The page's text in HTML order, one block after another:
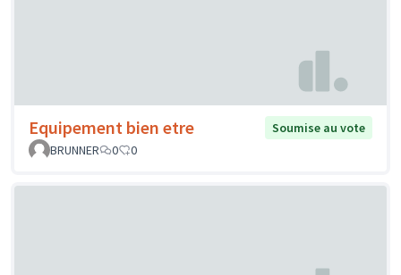
Equipement bien etre
Soumise au vote
BRUNNER
0 0